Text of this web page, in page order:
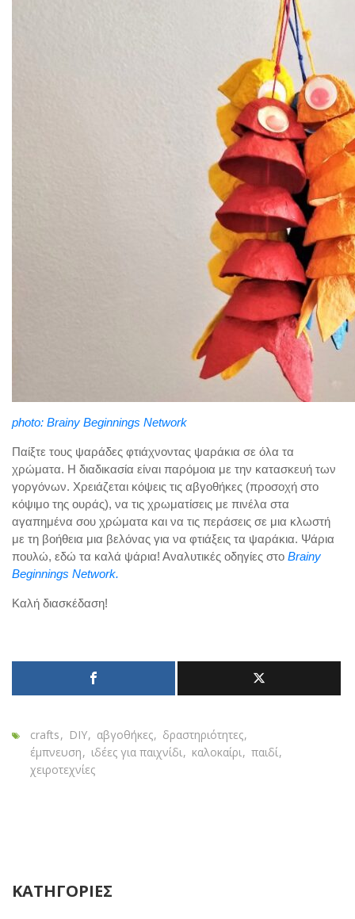
photo: Brainy Beginnings Network
Παίξτε τους ψαράδες φτιάχνοντας ψαράκια σε όλα τα
χρώματα. Η διαδικασία είναι παρόμοια με την κατασκευή των
γοργόνων. Χρειάζεται κόψεις τις αβγοθήκες (προσοχή στο
κόψιμο της ουράς), να τις χρωματίσεις με πινέλα στα
αγαπημένα σου χρώματα και να τις περάσεις σε μια κλωστή
με τη βοήθεια μια βελόνας για να φτιάξεις τα ψαράκια. Ψάρια
πουλώ, εδώ τα καλά ψάρια! Αναλυτικές οδηγίες στο Brainy
Beginnings Network.
Καλή διασκέδαση!
crafts DIY αβγοθήκες δραστηριότητες
έμπνευση ιδέες για παιχνίδι καλοκαίρι παιδί
χειροτεχνίες
ΚΑΤΗΓΟΡΙΕΣ